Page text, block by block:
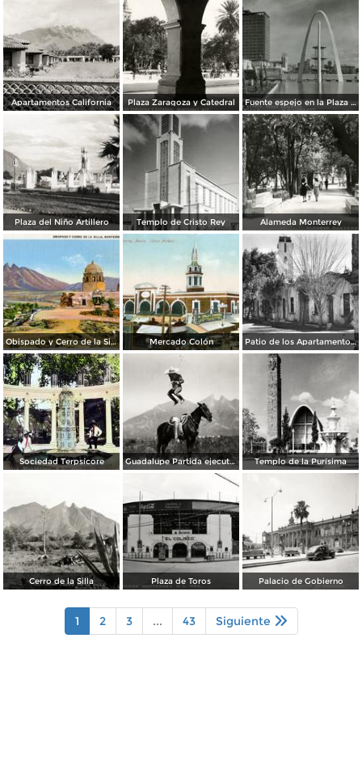
Apartamentos California Plaza Zaragoza y Catedral Fuente espejo en la Plaza Zaragoza
Plaza del Niño Artillero Templo de Cristo Rey Alameda Monterrey
Obispado y Cerro de la Silla Mercado Colón Patio de los Apartamentos Regina
Sociedad Terpsícore Guadalupe Partida ejecutando una charrería con lazo Templo de la Purísima
Cerro de la Silla Plaza de Toros Palacio de Gobierno
1 2 3 ... 43 Siguiente